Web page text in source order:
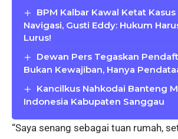
BPM Kalbar Kawal Ketat
Navigasi, Gusti Eddy: Hukum
Lurus!
Dewan Pers Tegaskan
Bukan Kewajiban, Hanya
Kancilkus Nahkodai Banteng
Indonesia Kabupaten Sanggau
“Saya senang sebagai tuan rumah,